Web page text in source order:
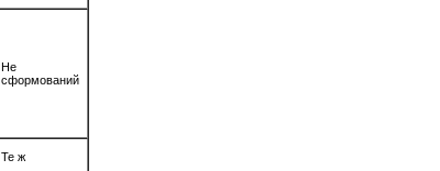
Не
сформований
Те ж